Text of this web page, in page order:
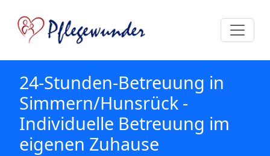
24-Stunden-Betreuung in
Simmern/Hunsrück -
Individuelle Betreuung im
eigenen Zuhause